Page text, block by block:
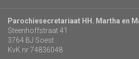
Parochiesecretariaat HH. Martha en
Steenhoffstraat 41
3764 BJ Soest
KvK nr 74836048